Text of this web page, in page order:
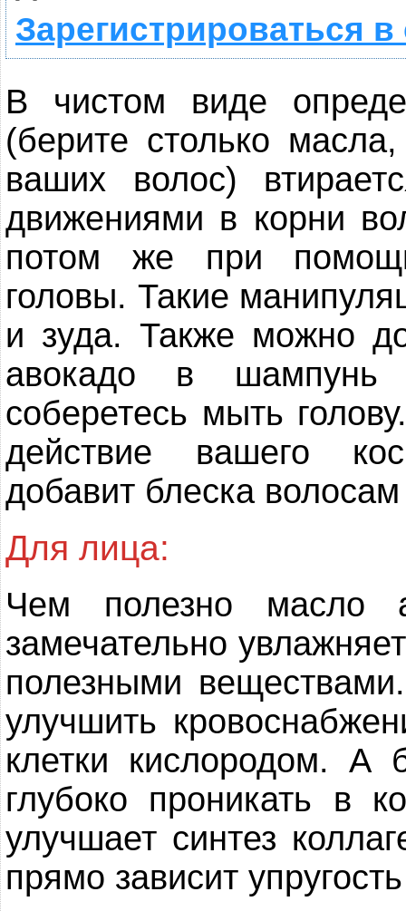
Зарегистрироваться
В чистом виде
(берите столько
ваших волос)
движениями в корни
потом же при
головы. Такие
и зуда. Также можно
авокадо в
соберетесь мыть
действие вашего
добавит блеска волосам
Для лица:
Чем полезно масло
замечательно
полезными
улучшить
клетки кислородом. А
глубоко проникать в
улучшает синтез
прямо зависит